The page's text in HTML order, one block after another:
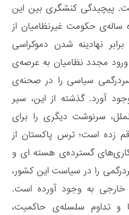
پیچید‌گی کنشگری بین این
حکومت غیر‌نظامیان از
مانعی در برابر نهادینه شدن دموکراسی
مجدد نظامیان به عرصه‌ی
سیاسی را در صحنه‌ی
آورد. گذشته از این، سیر
سرنوشت دیگری را برای
زده است؛ ترس پاکستان از
گسترده‌ی هسته ای و
را در سیاست این کشور،
به وجود آورده است.
و تداوم سلسله‌‌ی حاکمیت‌،